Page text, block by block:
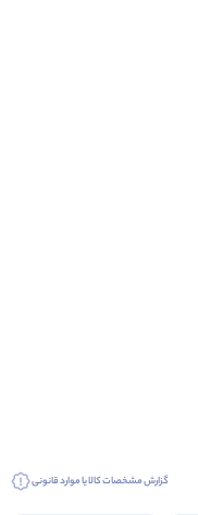
گزارش مشخصات کالا یا موارد قانونی